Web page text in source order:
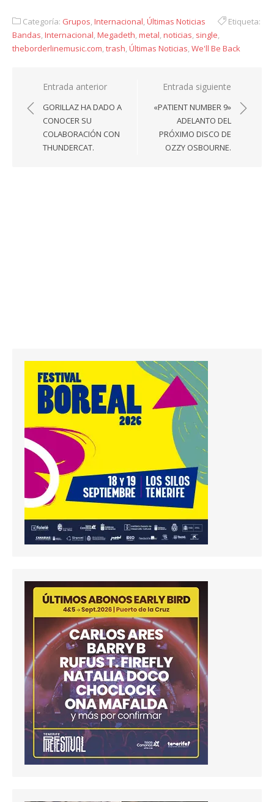
Categoría: Grupos,Internacional,Últimas Noticias
Etiqueta:
Bandas,Internacional,Megadeth,metal,noticias, single,
theborderlinemusic.com,trash,Últimas Noticias,We'll Be Back
Navegación
de
entradas
Entrada anterior
GORILLAZ HA DADO A
CONOCER SU
COLABORACIÓN CON
THUNDERCAT.
Entrada siguiente
«PATIENT NUMBER 9»
ADELANTO DEL
PRÓXIMO DISCO DE
OZZY OSBOURNE.